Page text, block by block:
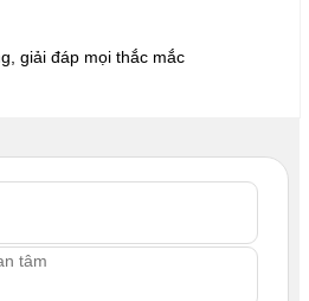
giải đáp mọi thắc mắc